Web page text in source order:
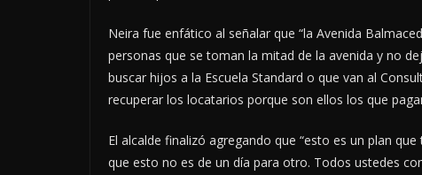
Neira fue enfático al señalar que “la Avenida
personas que se toman la mitad de la avenida y no
buscar hijos a la Escuela Standard o que van al
recuperar los locatarios porque son ellos los que
El alcalde finalizó agregando que “esto es un plan
que esto no es de un día para otro. Todos ustedes